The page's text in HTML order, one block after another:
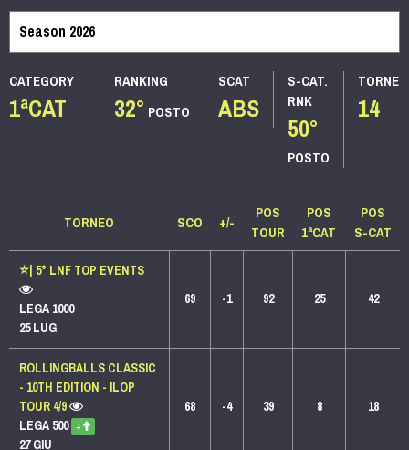
CATEGORY
1ªCAT
RANKING
32° POSTO
SCAT
ABS
S-CAT.
RNK
50°
POSTO
TORNEI
14
TORNEO SCO +/- POS
TOUR
POS
1ªCAT
POS
S-CAT
⭐️| 5° LNF TOP EVENTS
LEGA 1000
25 LUG
69 -1 92 25 42
ROLLINGBALLS CLASSIC
- 10TH EDITION - ILOP
TOUR 4/9
LEGA 500 +
27 GIU
68 -4 39 8 18